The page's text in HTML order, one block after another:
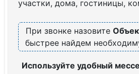
участки, дома, гостиницы,
При звонке назовите
быстрее найдем
Используйте удобный